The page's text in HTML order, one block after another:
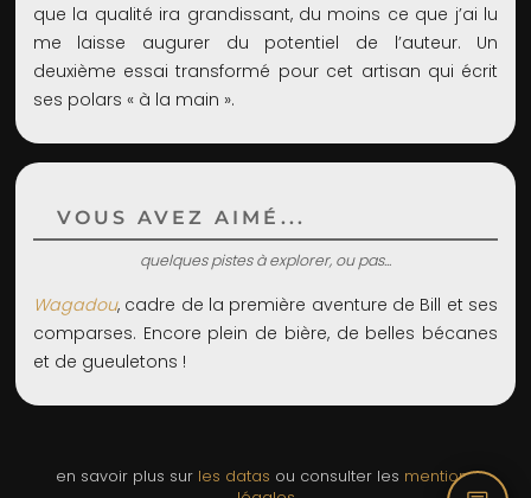
que la qualité ira grandissant, du moins ce que j’ai lu
me laisse augurer du potentiel de l’auteur. Un
deuxième essai transformé pour cet artisan qui écrit
ses polars « à la main ».
VOUS AVEZ AIMÉ...
quelques pistes à explorer, ou pas...
Wagadou, cadre de la première aventure de Bill et ses
comparses. Encore plein de bière, de belles bécanes
et de gueuletons !
en savoir plus sur les datas ou consulter les mentions